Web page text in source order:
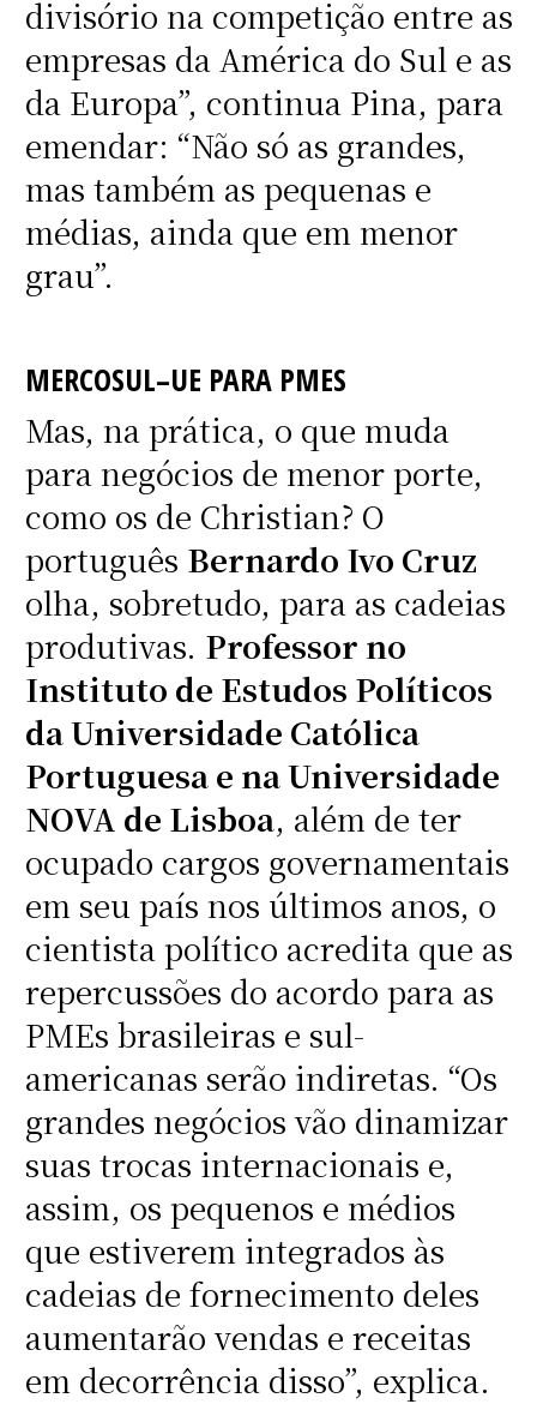
divisório na competição entre as
empresas da América do Sul e as
da Europa”, continua Pina, para
emendar: “Não só as grandes,
mas também as pequenas e
médias, ainda que em menor
grau”.
MERCOSUL–UE PARA PMES
Mas, na prática, o que muda
para negócios de menor porte,
como os de Christian? O
português Bernardo Ivo Cruz
olha, sobretudo, para as cadeias
produtivas. Professor no
Instituto de Estudos Políticos
da Universidade Católica
Portuguesa e na Universidade
NOVA de Lisboa, além de ter
ocupado cargos governamentais
em seu país nos últimos anos, o
cientista político acredita que as
repercussões do acordo para as
PMEs brasileiras e sul-
americanas serão indiretas. “Os
grandes negócios vão dinamizar
suas trocas internacionais e,
assim, os pequenos e médios
que estiverem integrados às
cadeias de fornecimento deles
aumentarão vendas e receitas
em decorrência disso”, explica.